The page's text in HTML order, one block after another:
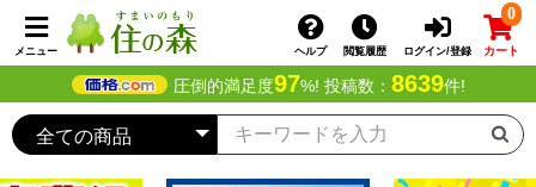
メニュー ヘルプ 閲覧履歴 ログイン/登録
0
カート
圧倒的満足度97%! 投稿数： 8639件!